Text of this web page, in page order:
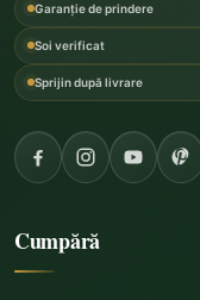
Garanție de prindere
Soi verificat
Sprijin după livrare
Cumpără